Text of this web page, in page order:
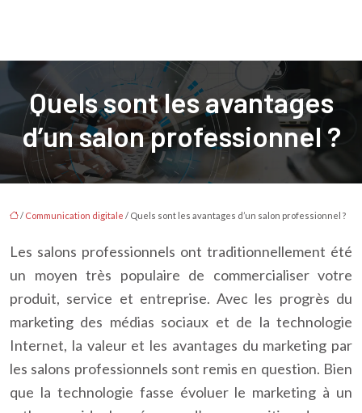
Quels sont les avantages
d’un salon professionnel ?
/ Communication digitale / Quels sont les avantages d’un salon professionnel ?
Les salons professionnels ont traditionnellement été
un moyen très populaire de commercialiser votre
produit, service et entreprise. Avec les progrès du
marketing des médias sociaux et de la technologie
Internet, la valeur et les avantages du marketing par
les salons professionnels sont remis en question. Bien
que la technologie fasse évoluer le marketing à un